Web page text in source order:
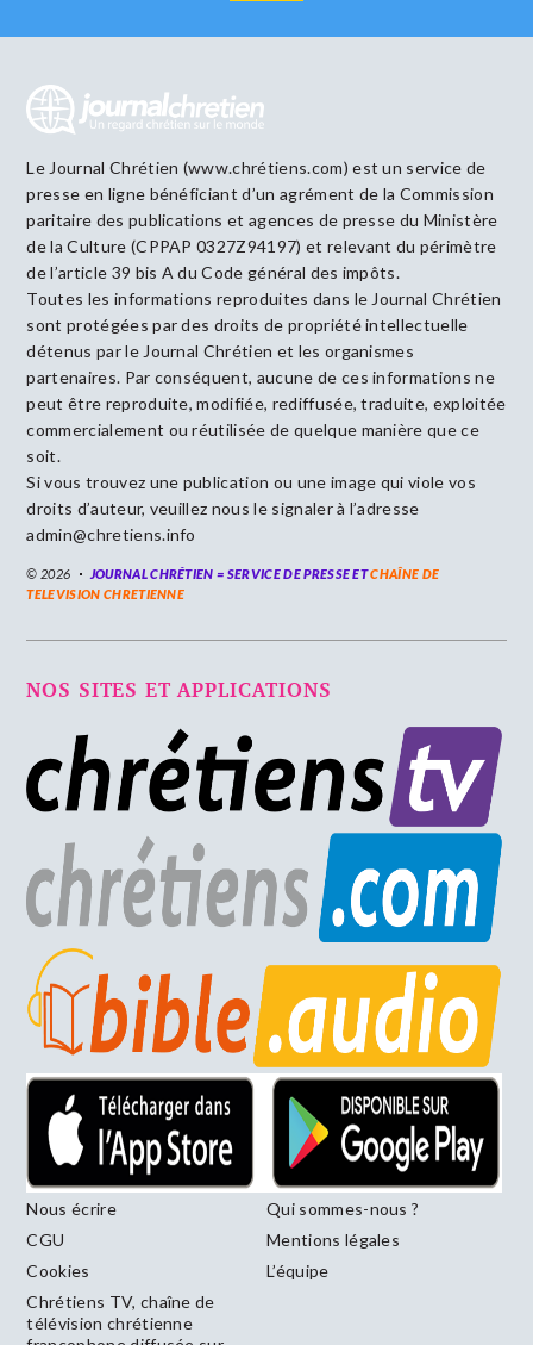
Le Journal Chrétien (www.chrétiens.com) est un service de
presse en ligne bénéficiant d’un agrément de la Commission
paritaire des publications et agences de presse du Ministère
de la Culture (CPPAP 0327Z94197) et relevant du périmètre
de l’article 39 bis A du Code général des impôts.
Toutes les informations reproduites dans le Journal Chrétien
sont protégées par des droits de propriété intellectuelle
détenus par le Journal Chrétien et les organismes
partenaires. Par conséquent, aucune de ces informations ne
peut être reproduite, modifiée, rediffusée, traduite, exploitée
commercialement ou réutilisée de quelque manière que ce
soit.
Si vous trouvez une publication ou une image qui viole vos
droits d’auteur, veuillez nous le signaler à l’adresse
admin@chretiens.info
© 2026 JOURNAL CHRÉTIEN = SERVICE DE PRESSE ETCHAÎNE DE
TELEVISION CHRETIENNE
NOS SITES ET APPLICATIONS
Nous écrire
Qui sommes-nous ?
CGU
Mentions légales
Cookies
L’équipe
Chrétiens TV, chaîne de
télévision chrétienne